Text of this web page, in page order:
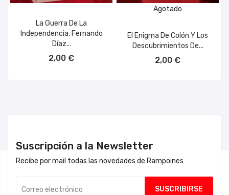
La Guerra De La
Independencia, Fernando
Díaz...
2,00 €
Agotado
El Enigma De Colón Y Los
Descubrimientos De...
2,00 €
Suscripción a la Newsletter
Recibe por mail todas las novedades de Rampoines